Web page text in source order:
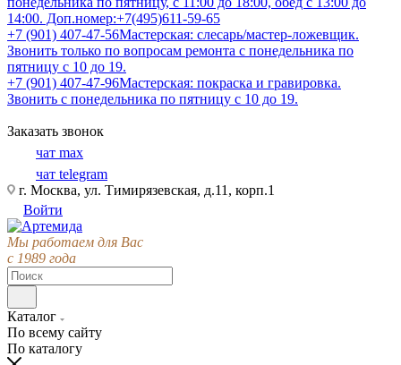
14:00. Доп.номер:+7(495)611-59-65
+7 (901) 407-47-56Мастерская: слесарь/мастер-ложевщик.
Звонить только по вопросам ремонта с понедельника по
пятницу с 10 до 19.
+7 (901) 407-47-96Мастерская: покраска и гравировка.
Звонить с понедельника по пятницу с 10 до 19.
Заказать звонок
чат max
чат telegram
г. Москва, ул. Тимирязевская, д.11, корп.1
Войти
Мы работаем для Вас
с 1989 года
Каталог
По всему сайту
По каталогу